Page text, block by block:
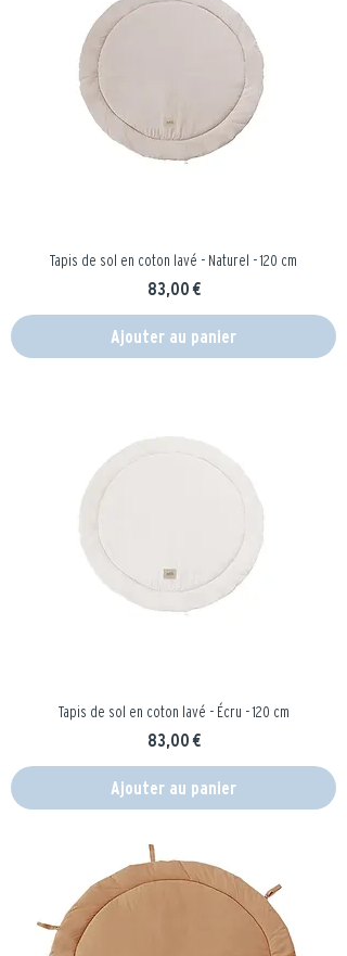
Tapis de sol en coton lavé - Naturel - 120 cm
Prix
83,00 €
Ajouter au panier
Tapis de sol en coton lavé - Écru - 120 cm
Prix
83,00 €
Ajouter au panier